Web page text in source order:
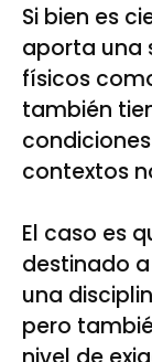
Si bien es
aporta una
físicos
también
contextos
El caso es
destinado
una
pero